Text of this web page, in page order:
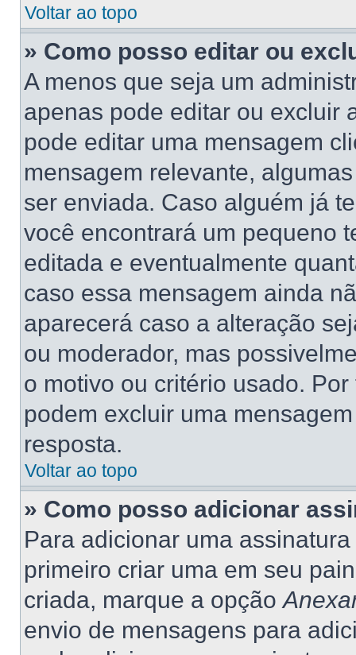
Voltar ao topo
» Como posso editar ou
A menos que seja um
apenas pode editar ou excluir
pode editar uma mensagem
mensagem relevante,
ser enviada. Caso alguém já
você encontrará um pequeno
editada e eventualmente
caso essa mensagem ainda
aparecerá caso a alteração
ou moderador, mas
o motivo ou critério usado.
podem excluir uma
resposta.
Voltar ao topo
» Como posso adicionar
Para adicionar uma
primeiro criar uma em seu
criada, marque a opção
envio de mensagens para